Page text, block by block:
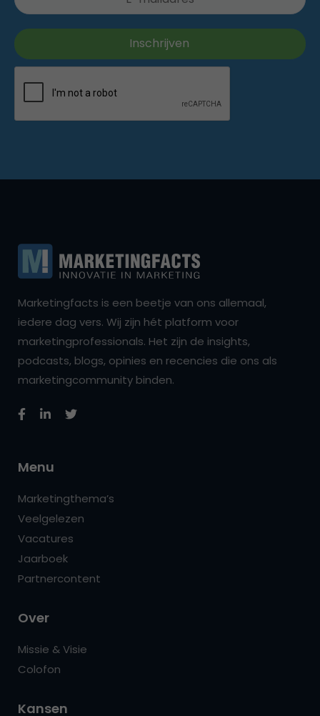
Marketingfacts is een beetje van ons allemaal,
iedere dag vers. Wij zijn hét platform voor
marketingprofessionals. Het zijn de insights,
podcasts, blogs, opinies en recencies die ons als
marketingcommunity binden.
Menu
Marketingthema’s
Veelgelezen
Vacatures
Jaarboek
Partnercontent
Over
Missie & Visie
Colofon
Kansen